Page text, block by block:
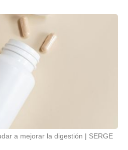
a mejorar la digestión
SERGE